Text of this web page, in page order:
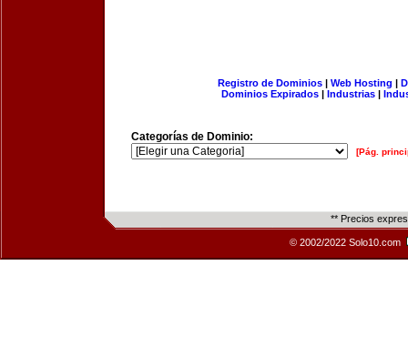
Registro de Dominios| Web Hosting |
Dominios Expirados | Industrias |
Categorías de Dominio:
[Pág.
** Precios
© 2002/2022 Solo10.com